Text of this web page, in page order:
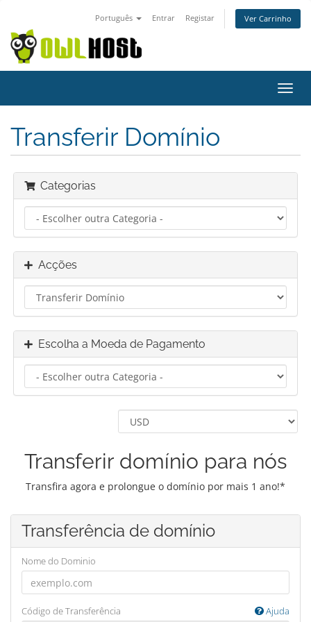
Português Entrar Registar Ver Carrinho
Transferir Domínio
Categorias
Acções
Escolha a Moeda de Pagamento
Transferir domínio para nós
Transfira agora e prolongue o domínio por mais 1 ano!*
Transferência de domínio
Nome do Dominio
Código de Transferência Ajuda